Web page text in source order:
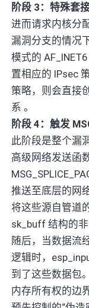
阶段 3：特殊套
进而请求内核分
漏洞分支的情况
模式的
置相应的 IPsec
策略，则会直接
系 。
阶段 4：触发
此阶段是整个漏
高级网络发送函
推送至底层的网
将这些源自管道
sk_buff 结构的
随后，当数据流
逻辑时，
到了这些数据包
内存所有权的边